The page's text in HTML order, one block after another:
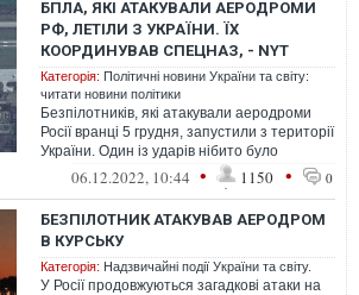
БПЛА, ЯКІ АТАКУВАЛИ АЕРОДРОМИ
РФ, ЛЕТІЛИ З УКРАЇНИ. ЇХ
КООРДИНУВАВ СПЕЦНАЗ, - NYT
Категорія: Політичні новини України та світу:
читати новини політики
Безпілотників, які атакували аеродроми
Росії вранці 5 грудня, запустили з території
України. Один із ударів нібито було
завдано за допомогою українськ...
06.12.2022, 10:44 • 1150 • 0
БЕЗПІЛОТНИК АТАКУВАВ АЕРОДРОМ
В КУРСЬКУ
Категорія: Надзвичайні події України та світу.
У Росії продовжуються загадкові атаки на